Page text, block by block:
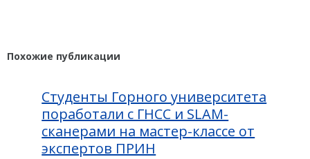
Похожие публикации
Студенты Горного университета
поработали с ГНСС и SLAM-
сканерами на мастер-классе от
экспертов ПРИН